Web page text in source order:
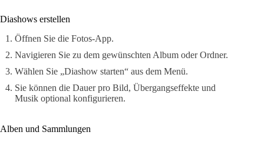
Diashows erstellen
Öffnen Sie die Fotos-App.
Navigieren Sie zu dem gewünschten Album oder Ordner.
Wählen Sie „Diashow starten“ aus dem Menü.
Sie können die Dauer pro Bild, Übergangseffekte und
Musik optional konfigurieren.
Alben und Sammlungen